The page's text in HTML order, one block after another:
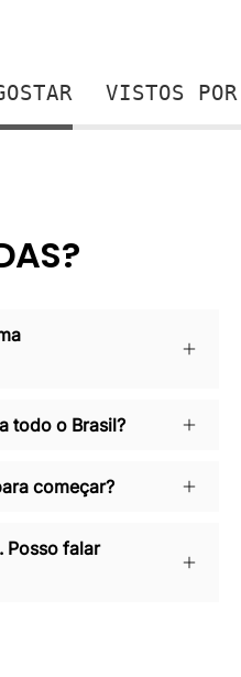
VISTOS
todo o Brasil?
começar?
Posso falar